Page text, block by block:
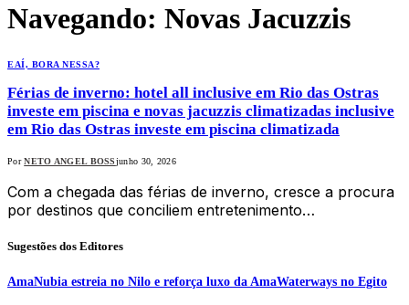
Navegando: Novas Jacuzzis
EAÍ, BORA NESSA?
Férias de inverno: hotel all inclusive em Rio das Ostras
investe em piscina e novas jacuzzis climatizadas inclusive
em Rio das Ostras investe em piscina climatizada
Por NETO ANGEL BOSSjunho 30, 2026
Com a chegada das férias de inverno, cresce a procura
por destinos que conciliem entretenimento…
Sugestões dos Editores
AmaNubia estreia no Nilo e reforça luxo da AmaWaterways no Egito